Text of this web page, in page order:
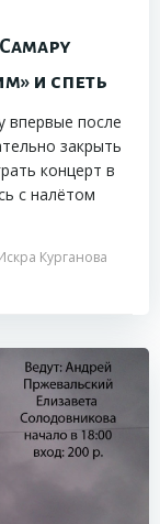
и спеть
впервые после
закрыть
концерт в
с налётом
Курганова